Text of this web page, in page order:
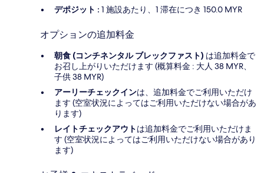
デポジット : 1 施設あたり、1 滞在につき 150.0 MYR
オプションの追加料金
朝食 (コンチネンタル ブレックファスト) は追加料金で
お召し上がりいただけます (概算料金 : 大人 38 MYR、
子供 38 MYR)
アーリーチェックインは、追加料金でご利用いただけ
ます (空室状況によってはご利用いただけない場合があ
ります)
レイトチェックアウトは追加料金でご利用いただけま
す (空室状況によってはご利用いただけない場合があり
ます)